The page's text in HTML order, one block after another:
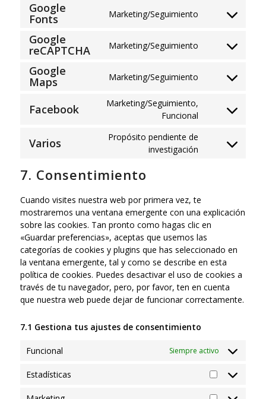
service
Google
Fonts Marketing/Seguimiento
Consent
service
Google
reCAPTCHA Marketing/Seguimiento
Consent
service
Google
Maps Marketing/Seguimiento
Consent
service
Facebook
Marketing/Seguimiento,
Funcional
Consent
service
Varios
Propósito pendiente de
investigación
Consent
7. Consentimiento
Cuando visites nuestra web por primera vez, te
mostraremos una ventana emergente con una explicación
sobre las cookies. Tan pronto como hagas clic en
«Guardar preferencias», aceptas que usemos las
categorías de cookies y plugins que has seleccionado en
la ventana emergente, tal y como se describe en esta
política de cookies. Puedes desactivar el uso de cookies a
través de tu navegador, pero, por favor, ten en cuenta
que nuestra web puede dejar de funcionar correctamente.
7.1 Gestiona tus ajustes de consentimiento
Funcional Siempre activo
Estadísticas Estadísticas